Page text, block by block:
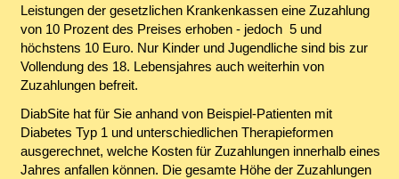
Leistungen der gesetzlichen Krankenkassen eine Zuzahlung
von 10 Prozent des Preises erhoben - jedoch 5 und
höchstens 10 Euro. Nur Kinder und Jugendliche sind bis zur
Vollendung des 18. Lebensjahres auch weiterhin von
Zuzahlungen befreit.
DiabSite hat für Sie anhand von Beispiel-Patienten mit
Diabetes Typ 1 und unterschiedlichen Therapieformen
ausgerechnet, welche Kosten für Zuzahlungen innerhalb eines
Jahres anfallen können. Die gesamte Höhe der Zuzahlungen